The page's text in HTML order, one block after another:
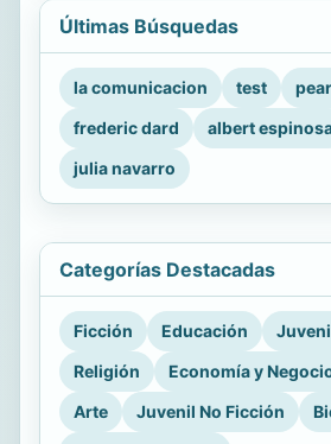
Últimas Búsquedas
la comunicacion test
frederic dard
albert
julia navarro
Categorías Destacadas
Ficción Educación
Religión
Economía y
Arte
Juvenil No Ficción